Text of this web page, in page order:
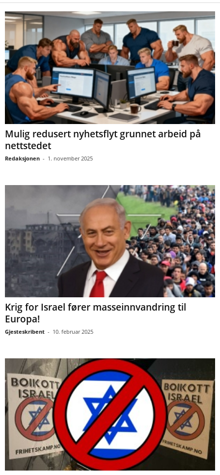
Mulig redusert nyhetsflyt grunnet arbeid på
nettstedet
Redaksjonen - 1. november 2025
Krig for Israel fører masseinnvandring til
Europa!
Gjesteskribent - 10. februar 2025